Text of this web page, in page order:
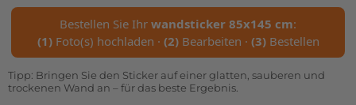
Bestellen Sie Ihr wandsticker 85x145 cm:
(1)Foto(s) hochladen · (2)Bearbeiten · (3)Bestellen
Tipp: Bringen Sie den Sticker auf einer glatten, sauberen und
trockenen Wand an – für das beste Ergebnis.